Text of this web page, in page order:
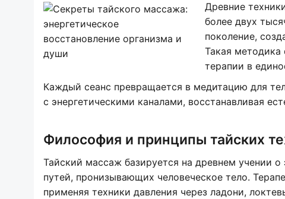
Древние
более двух
поколение,
Такая методика
терапии в
Каждый сеанс превращается в медитацию для
с энергетическими каналами, восстанавливая
Философия и принципы тайских
Тайский массаж базируется на древнем учении
путей, пронизывающих человеческое тело.
применяя техники давления через ладони,